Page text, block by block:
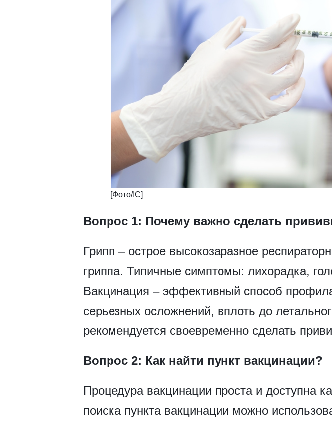
​​[Фото/IC]
Вопрос 1: Почему важно сделать
Грипп – острое высокозаразное
гриппа. Типичные симптомы: лихорадка,
Вакцинация – эффективный способ
серьезных осложнений, вплоть до
рекомендуется своевременно сделать
Вопрос 2: Как найти пункт вакцинации?
Процедура вакцинации проста и доступна
поиска пункта вакцинации можно